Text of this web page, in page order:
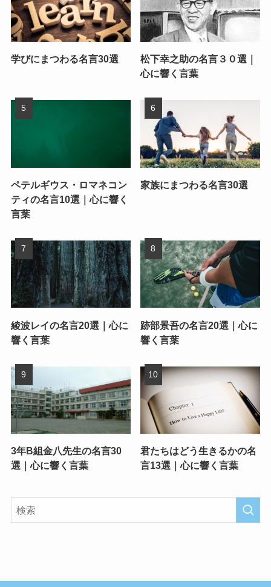
学びにまつわる名言30選
松下幸之助の名言３０選｜
心に響く言葉
ペテルギウス・ロマネコン
ティの名言10選｜心に響く
言葉
家族にまつわる名言30選
綾波レイの名言20選｜心に
響く言葉
跡部景吾の名言20選｜心に
響く言葉
3年B組金八先生の名言30
選｜心に響く言葉
君たちはどう生きるかの名
言13選｜心に響く言葉